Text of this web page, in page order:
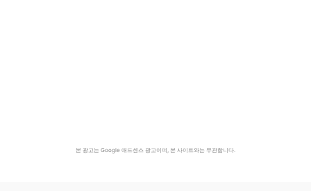
본 광고는 Google 애드센스 광고이며, 본 사이트와는 무관합니다.